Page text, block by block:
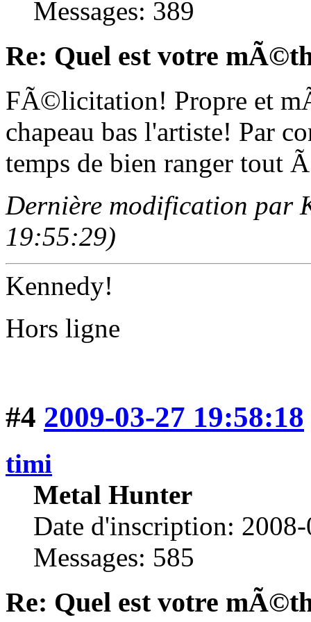
Messages: 389
Re: Quel est votre
FÃ©licitation! Propre et
chapeau bas l'artiste! Par
temps de bien ranger tout
Dernière modification par
19:55:29)
Kennedy!
Hors ligne
#4 2009-03-27 19:58:18
timi
Metal Hunter
Date d'inscription:
Messages: 585
Re: Quel est votre